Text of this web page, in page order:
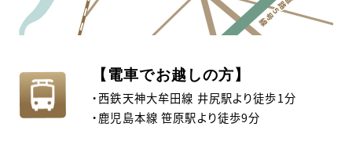
【電車でお越しの方】
・西鉄天神大牟田線 井尻駅より徒歩1分
・鹿児島本線 笹原駅より徒歩9分